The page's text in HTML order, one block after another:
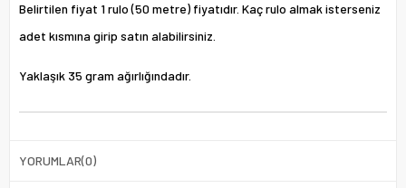
Belirtilen fiyat 1 rulo (50 metre) fiyatıdır. Kaç rulo almak isterseniz
adet kısmına girip satın alabilirsiniz.
Yaklaşık 35 gram ağırlığındadır.
YORUMLAR(0)